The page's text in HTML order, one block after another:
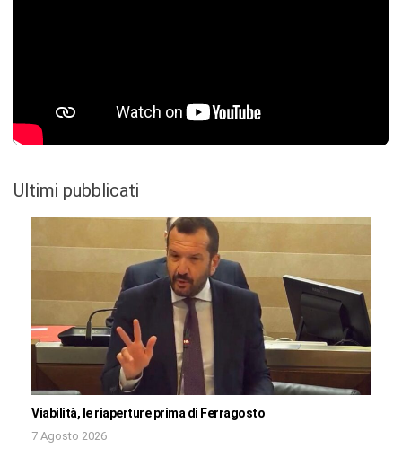
Ultimi pubblicati
Viabilità, le riaperture prima di Ferragosto
7 Agosto 2026